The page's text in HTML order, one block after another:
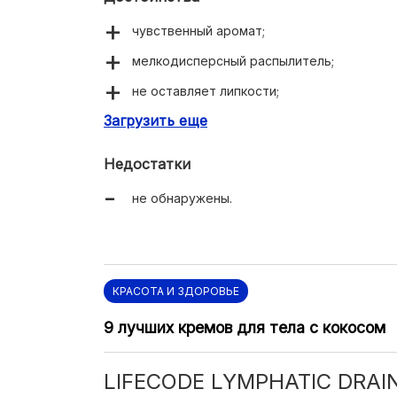
чувственный аромат;
мелкодисперсный распылитель;
не оставляет липкости;
отлично избавляет от стянутости.
Загрузить еще
Недостатки
не обнаружены.
КРАСОТА И ЗДОРОВЬЕ
9 лучших кремов для тела с кокосом
LIFECODE LYMPHATIC